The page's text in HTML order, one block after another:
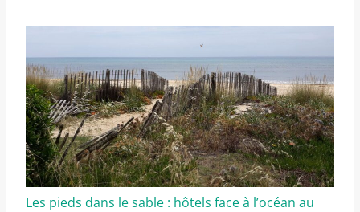
Les pieds dans le sable : hôtels face à l’océan au